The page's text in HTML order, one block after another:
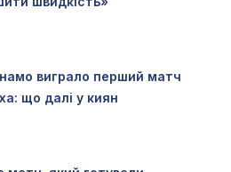
виграло перший матч
що далі у киян